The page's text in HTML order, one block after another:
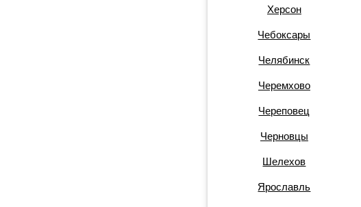
Херсон
Чебоксары
Челябинск
Черемхово
Череповец
Черновцы
Шелехов
Ярославль